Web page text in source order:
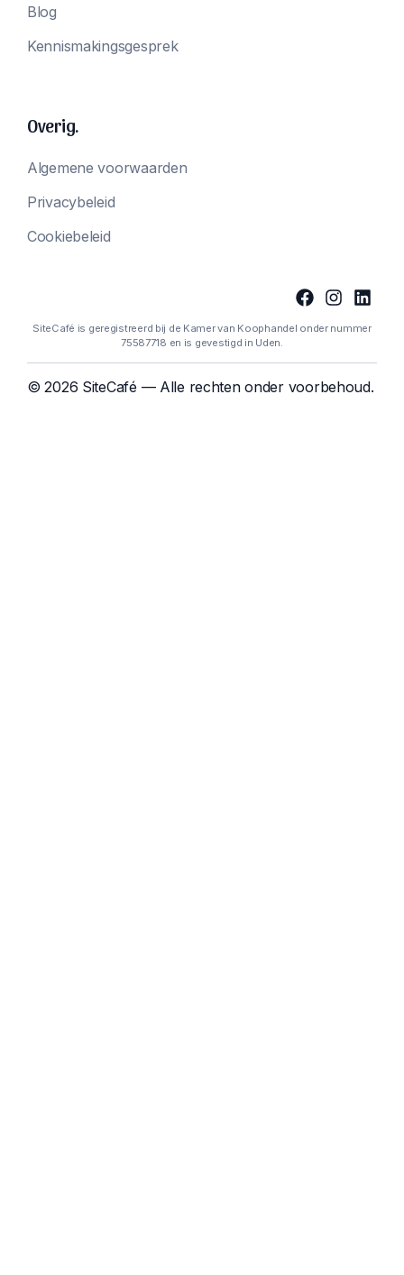
Blog
Kennismakingsgesprek
Overig.
Algemene voorwaarden
Privacybeleid
Cookiebeleid
SiteCafé is geregistreerd bij de Kamer van Koophandel onder nummer
75587718 en is gevestigd in Uden.
© 2026 SiteCafé — Alle rechten onder voorbehoud.